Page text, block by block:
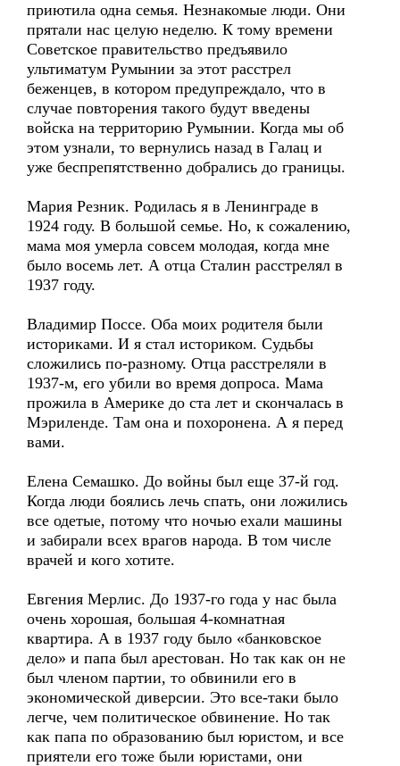
приютила одна семья. Незнакомые люди. Они
прятали нас целую неделю. К тому времени
Советское правительство предъявило
ультиматум Румынии за этот расстрел
беженцев, в котором предупреждало, что в
случае повторения такого будут введены
войска на территорию Румынии. Когда мы об
этом узнали, то вернулись назад в Галац и
уже беспрепятственно добрались до границы.
Мария Резник. Родилась я в Ленинграде в
1924 году. В большой семье. Но, к сожалению,
мама моя умерла совсем молодая, когда мне
было восемь лет. А отца Сталин расстрелял в
1937 году.
Владимир Поссе. Оба моих родителя были
историками. И я стал историком. Судьбы
сложились по-разному. Отца расстреляли в
1937-м, его убили во время допроса. Мама
прожила в Америке до ста лет и скончалась в
Мэриленде. Там она и похоронена. А я перед
вами.
Елена Семашко. До войны был еще 37-й год.
Когда люди боялись лечь спать, они ложились
все одетые, потому что ночью ехали машины
и забирали всех врагов народа. В том числе
врачей и кого хотите.
Евгения Мерлис. До 1937-го года у нас была
очень хорошая, большая 4-комнатная
квартира. А в 1937 году было «банковское
дело» и папа был арестован. Но так как он не
был членом партии, то обвинили его в
экономической диверсии. Это все-таки было
легче, чем политическое обвинение. Но так
как папа по образованию был юристом, и все
приятели его тоже были юристами, они